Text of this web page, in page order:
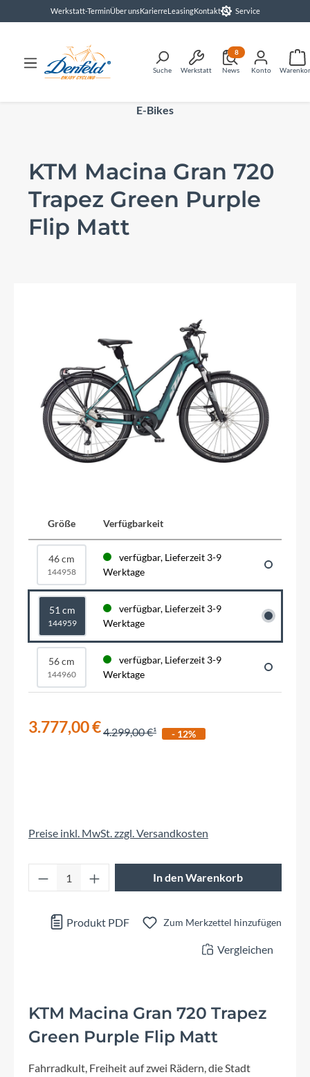
springenWerkstatt-TerminÜber unsKarierreLeasingKontakt Service
Suche Werkstatt News
8
Konto
E-Bikes
KTM Macina Gran 720
Trapez Green Purple
Flip Matt
Größe Verfügbarkeit
46 cm
144958
verfügbar, Lieferzeit 3-9
Werktage
51 cm
144959
verfügbar, Lieferzeit 3-9
Werktage
56 cm
144960
verfügbar, Lieferzeit 3-9
Werktage
3.777,00 €4.299,00 € - 12%
Preise inkl. MwSt. zzgl. Versandkosten
Produkt Anzahl: Gib den gewünschten
In den Warenkorb
Produkt PDF Zum Merkzettel hinzufügen
Vergleichen
KTM Macina Gran 720 Trapez
Green Purple Flip Matt
Fahrradkult, Freiheit auf zwei Rädern, die Stadt